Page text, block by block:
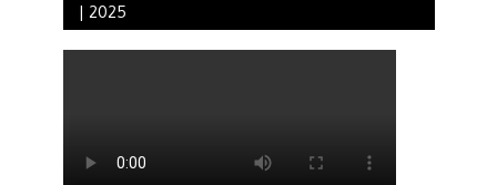
| 2025